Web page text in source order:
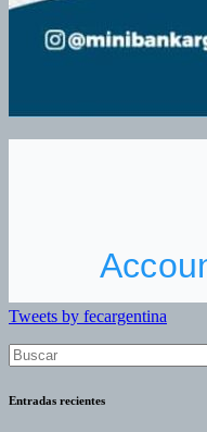
Tweets by fecargentina
Entradas recientes